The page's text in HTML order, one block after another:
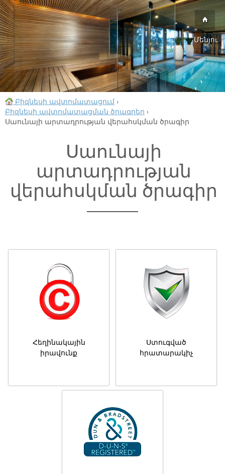
Մենյու
Բիզնեսի ավտոմատացում ›
Բիզնեսի ավտոմատացման ծրագրեր ›
Սաունայի արտադրության վերահսկման ծրագիր
Սաունայի
արտադրության
վերահսկման ծրագիր
Հեղինակային
իրավունք
Ստուգված
հրատարակիչ